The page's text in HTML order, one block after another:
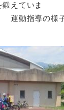
えていま
様子 運